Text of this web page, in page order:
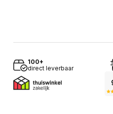
100+
direct leverbaar